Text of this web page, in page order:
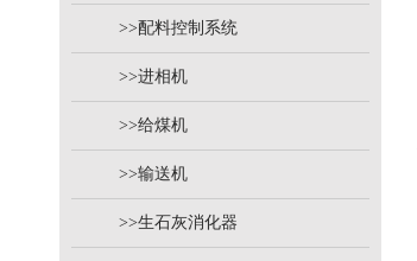
>>配料控制系统
>>进相机
>>给煤机
>>输送机
>>生石灰消化器